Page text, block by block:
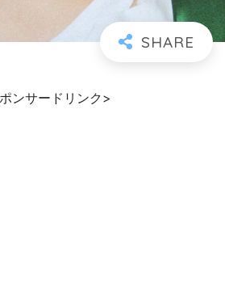
ンサードリンク>